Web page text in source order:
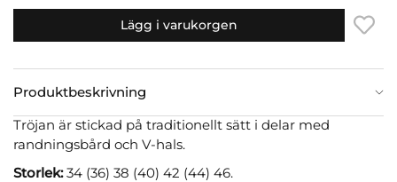
Lägg i varukorgen
Produktbeskrivning
Tröjan är stickad på traditionellt sätt i delar med
randningsbård och V-hals.
Storlek:34 (36) 38 (40) 42 (44) 46.